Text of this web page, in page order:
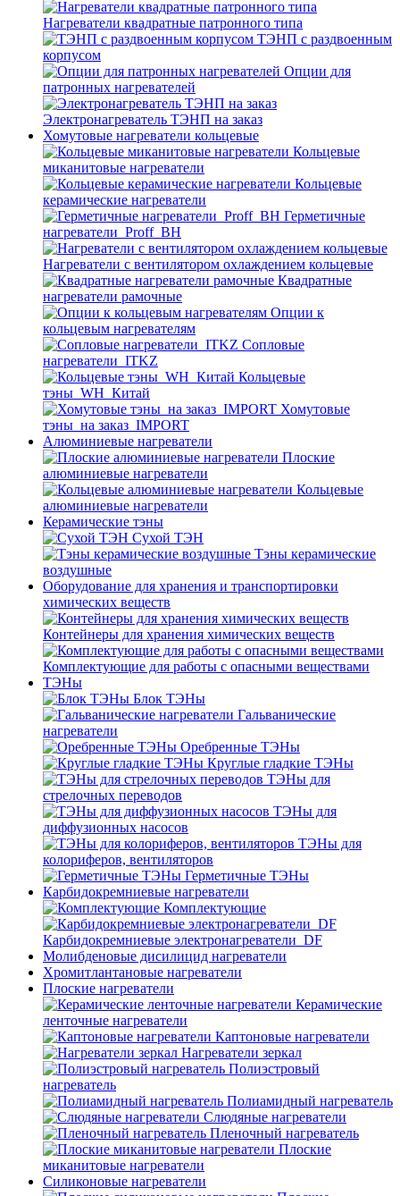
Нагреватели квадратные патронного типа
ТЭНП с раздвоенным
корпусом
Опции для
патронных нагревателей
Электронагреватель ТЭНП на заказ
Хомутовые нагреватели кольцевые
Кольцевые
миканитовые нагреватели
Кольцевые
керамические нагреватели
Герметичные
нагреватели_Proff_BH
Нагреватели с вентилятором охлаждением кольцевые
Квадратные
нагреватели рамочные
Опции к
кольцевым нагревателям
Cопловые
нагреватели_ITKZ
Кольцевые
тэны_WH_Китай
Хомутовые
тэны_на заказ_IMPORT
Алюминиевые нагреватели
Плоские
алюминиевые нагреватели
Кольцевые
алюминиевые нагреватели
Керамические тэны
Сухой ТЭН
Тэны керамические
воздушные
Оборудование для хранения и транспортировки
химических веществ
Контейнеры для хранения химических веществ
Комплектующие для работы с опасными веществами
ТЭНы
Блок ТЭНы
Гальванические
нагреватели
Оребренные ТЭНы
Круглые гладкие ТЭНы
ТЭНы для
стрелочных переводов
ТЭНы для
диффузионных насосов
ТЭНы для
колориферов, вентиляторов
Герметичные ТЭНы
Карбидокремниевые нагреватели
Комплектующие
Карбидокремниевые электронагреватели_DF
Молибденовые дисилицид нагреватели
Хромитлантановые нагреватели
Плоские нагреватели
Керамические
ленточные нагреватели
Каптоновые нагреватели
Нагреватели зеркал
Полиэстровый
нагреватель
Полиамидный нагреватель
Слюдяные нагреватели
Пленочный нагреватель
Плоские
миканитовые нагреватели
Силиконовые нагреватели